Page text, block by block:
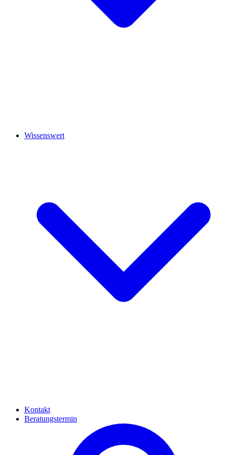
Wissenswert
Kontakt
Beratungstermin